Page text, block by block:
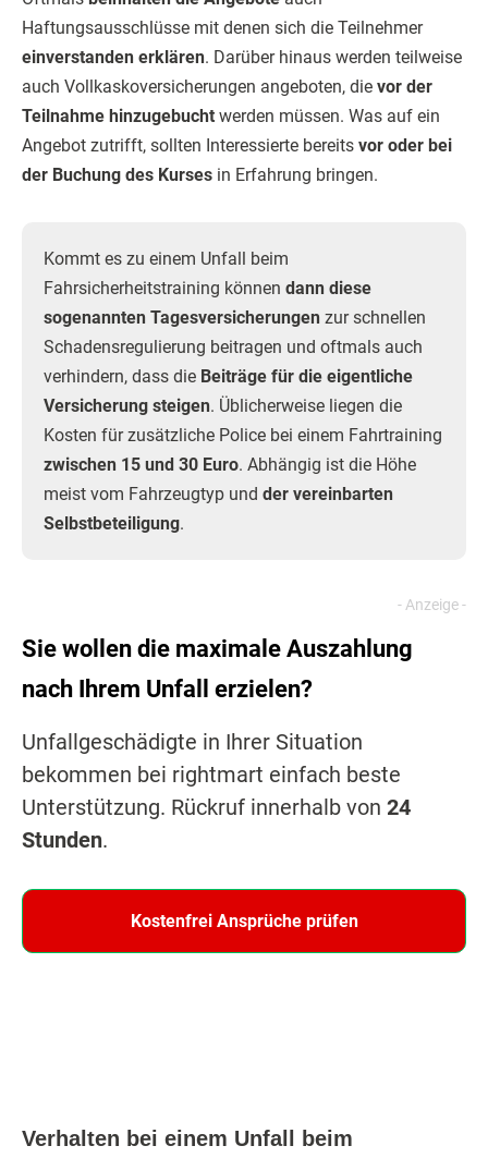
Haftungsausschlüsse mit denen sich die Teilnehmer
einverstanden erklären. Darüber hinaus werden teilweise
auch Vollkaskoversicherungen angeboten, die vor der
Teilnahme hinzugebucht werden müssen. Was auf ein
Angebot zutrifft, sollten Interessierte bereits vor oder bei
der Buchung des Kurses in Erfahrung bringen.
Kommt es zu einem Unfall beim
Fahrsicherheitstraining können dann diese
sogenannten Tagesversicherungen zur schnellen
Schadensregulierung beitragen und oftmals auch
verhindern, dass die Beiträge für die eigentliche
Versicherung steigen. Üblicherweise liegen die
Kosten für zusätzliche Police bei einem Fahrtraining
zwischen 15 und 30 Euro. Abhängig ist die Höhe
meist vom Fahrzeugtyp und der vereinbarten
Selbstbeteiligung.
Sie wollen die maximale Auszahlung
nach Ihrem Unfall erzielen?
Unfallgeschädigte in Ihrer Situation
bekommen bei rightmart einfach beste
Unterstützung. Rückruf innerhalb von 24
Stunden.
Kostenfrei Ansprüche prüfen
Verhalten bei einem Unfall beim